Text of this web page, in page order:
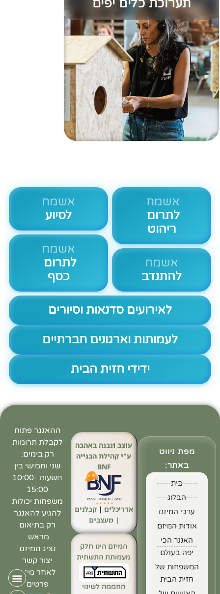
תערוכת כלים יפים
אשמח
לתרום
ריהוט
אשמח
להתנדב
אשמח
לסיוע
אשמח
לתרום
כסף
לאירועים סדנאות וסיורים
לעמותות וארגונים חברתיים
ידידי חזית הבית
מפת ניווט
באתר:
בית
הבלוג
ערכי המיזם
אודות המיזם
האנגר הכי
יפה בעולם
המשפחות של
חזית הבית
ההאנגר פתוח
לקבלת תרומות
רק בימים:
שני וחמישי בין
השעות 10:00-
15:00
משפחות יכולות
להגיע להאנגר
רק בתיאום
מראש.
נציג המיזם
יצור קשר
לאחר מילוי
פרטים
עוצב ונבנה באהבה
ע"י קהילת הבנייה
BNF
אדריכלים | קבלנים
|מעצבים
המיזם הינו חלק
מעמותת התשתית
החממה לשינוי